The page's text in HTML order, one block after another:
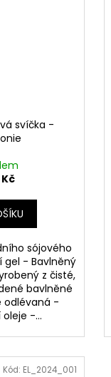
svíčka -
sójového
gel - Bavlněný
z čisté,
bavlněné
odlévaná -
oleje -...
Kód: EL_2024_001